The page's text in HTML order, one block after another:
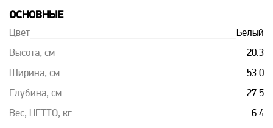
ОСНОВНЫЕ
Цвет Белый
Высота, см 20.3
Ширина, см 53.0
Глубина, см 27.5
Вес, НЕТТО, кг 6.4